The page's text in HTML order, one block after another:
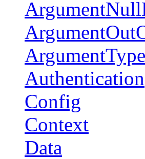
Authentication
Config
Context
Data